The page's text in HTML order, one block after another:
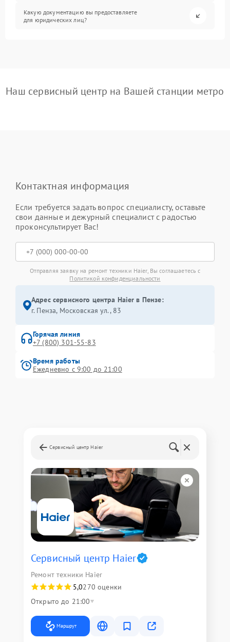
Какую документацию вы предоставляете
для юридических лиц?
Наш сервисный центр на Вашей станции метро
Контактная информация
Если требуется задать вопрос специалисту, оставьте
свои данные и дежурный специалист с радостью
проконсультирует Вас!
Отправляя заявку на ремонт техники Haier, Вы соглашаетесь с
Политикой конфиденциальности
Адрес сервисного центра Haier в Пензе:
г. Пенза, Московская ул., 83
Горячая линия
+7 (800) 301-55-83
Время работы
Ежедневно с 9:00 до 21:00
Сервисный центр Haier
Сервисный центр Haier
Ремонт техники Haier
5,0270 оценки
Открыто до 21:00
Маршрут